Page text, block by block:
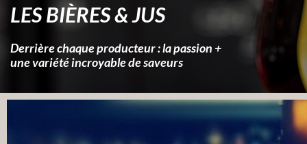
LES BIÈRES & JUS
Derrière chaque producteur : la passion +
une variété incroyable de saveurs